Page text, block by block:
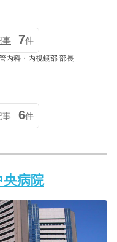
事 7件
内科・内視鏡部 部長
事 6件
央病院